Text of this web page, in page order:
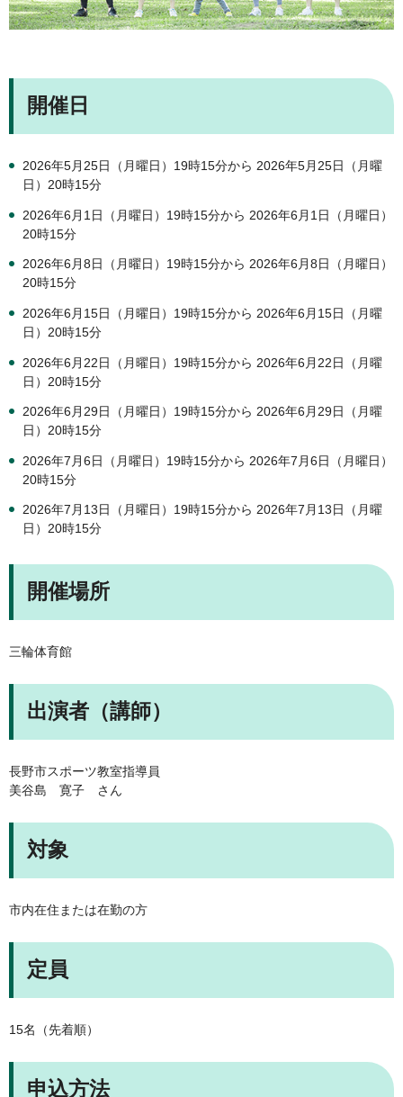
開催日
2026年5月25日（月曜日）19時15分から 2026年5月25日（月曜
日）20時15分
2026年6月1日（月曜日）19時15分から 2026年6月1日（月曜日）
20時15分
2026年6月8日（月曜日）19時15分から 2026年6月8日（月曜日）
20時15分
2026年6月15日（月曜日）19時15分から 2026年6月15日（月曜
日）20時15分
2026年6月22日（月曜日）19時15分から 2026年6月22日（月曜
日）20時15分
2026年6月29日（月曜日）19時15分から 2026年6月29日（月曜
日）20時15分
2026年7月6日（月曜日）19時15分から 2026年7月6日（月曜日）
20時15分
2026年7月13日（月曜日）19時15分から 2026年7月13日（月曜
日）20時15分
開催場所
三輪体育館
出演者（講師）
長野市スポーツ教室指導員
美谷島 寛子 さん
対象
市内在住または在勤の方
定員
15名（先着順）
申込方法